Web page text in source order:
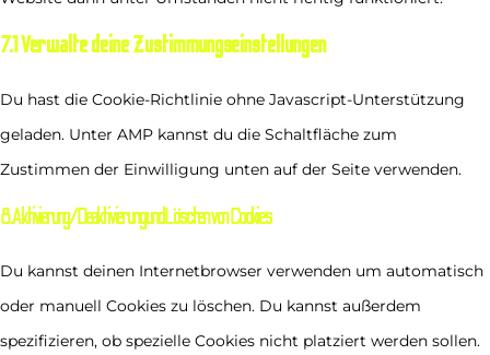
7.1 Verwalte deine Zustimmungseinstellungen
Du hast die Cookie-Richtlinie ohne Javascript-Unterstützung
geladen. Unter AMP kannst du die Schaltfläche zum
Zustimmen der Einwilligung unten auf der Seite verwenden.
8. Aktivierung/Deaktivierung und Löschen von Cookies
Du kannst deinen Internetbrowser verwenden um automatisch
oder manuell Cookies zu löschen. Du kannst außerdem
spezifizieren, ob spezielle Cookies nicht platziert werden sollen.